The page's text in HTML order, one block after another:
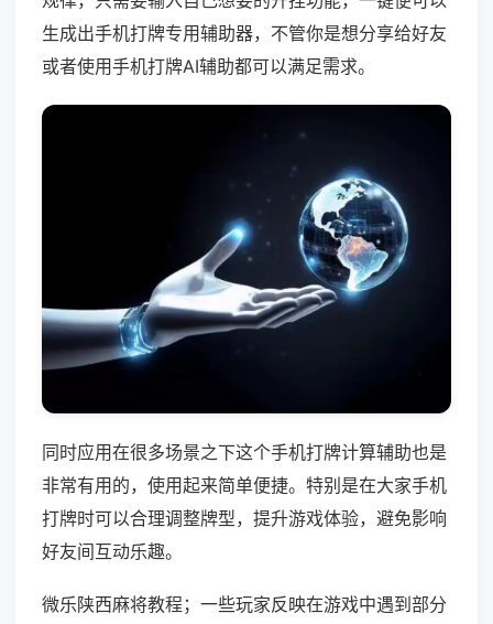
生成出手机打牌专用辅助器，不管你是想分享给好友
或者使用手机打牌AI辅助都可以满足需求。
同时应用在很多场景之下这个手机打牌计算辅助也是
非常有用的，使用起来简单便捷。特别是在大家手机
打牌时可以合理调整牌型，提升游戏体验，避免影响
好友间互动乐趣。
微乐陕西麻将教程；一些玩家反映在游戏中遇到部分